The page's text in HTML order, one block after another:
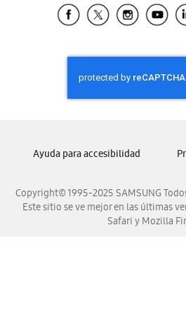
Samsung El
Samsung
Samsung
Samsung
Samsung
Copyright© 1995-2025 SAMSUNG
Este sitio se ve mejor en las últimas
Safari y Mozilla
Ayuda para accesibilidad